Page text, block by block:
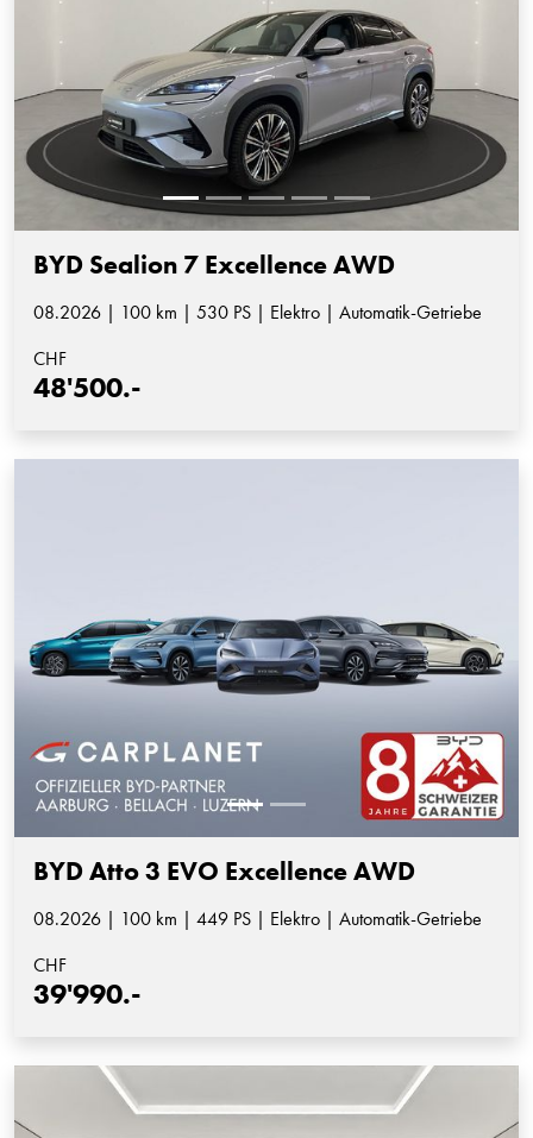
BYD Sealion 7 Excellence AWD
08.2026 | 100 km | 530 PS | Elektro | Automatik-Getriebe
CHF
48'500.-
BYD Atto 3 EVO Excellence AWD
08.2026 | 100 km | 449 PS | Elektro | Automatik-Getriebe
CHF
39'990.-